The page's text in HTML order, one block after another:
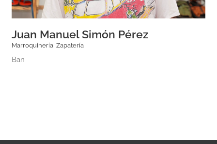
Juan Manuel Simón Pérez
Marroquinería Zapatería
Ban